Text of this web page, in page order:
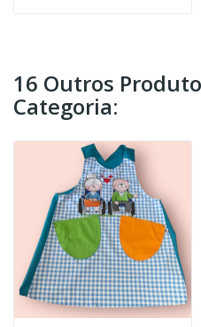
16 Outros
Categoria: